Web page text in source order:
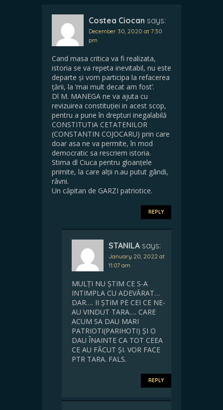
Costea Ciocan says:
December 30, 2020 at 7:30
pm
Cand masa critica va fi realizata,
istoria se va repeta inevitabil, nu este
departe și vom participa la refacerea
țării, la ‘mai mult decat am fost’.
Dl M. MANEGA ne va ajuta cu
revizuirea constituției in acest scop,
pentru a pune în drepturi inegalabilă
CONSTITUTIA CETATENILOR
(CONSTANTIN COJOCARU) prin care
doar asa ne va permite, în mod
democratic sa rescriem istoria.
Stima dl Ciuca pentru gloanțele
primite, la care alții n.au putut gândi,
râvni.
Un căpitan de GARZI patriotice.
REPLY
STANILA says:
January 20, 2022 at
11:07 am
MULȚI NU ȘTIM CE S-A
INTIMPLA CU ADEVĂRAT…
DAR…. II ȘTIM PE CEI CE NE-
AU VINDUT TARA…. CARE
ACUM SA DAU MARI
PATRIOTI(PARIHOTI) ȘI O
DAU ÎNAINTE CA TOT CEEA
CE AU FĂCUT ȘI. VOR FACE
PTR TARA. FALS.
REPLY